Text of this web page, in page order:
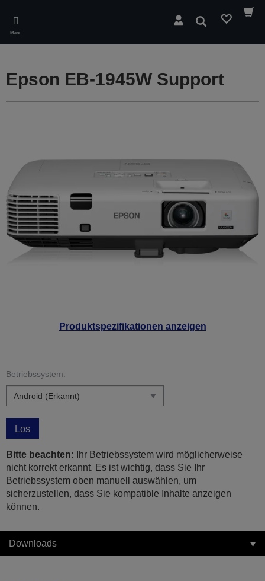
main
content
Menü
Suchen
Produktspezifikationen anzeigen
Epson EB-1945W Support
Betriebssystem:
Los
Bitte beachten: Ihr Betriebssystem wird möglicherweise
nicht korrekt erkannt. Es ist wichtig, dass Sie Ihr
Betriebssystem oben manuell auswählen, um
sicherzustellen, dass Sie kompatible Inhalte anzeigen
können.
Downloads